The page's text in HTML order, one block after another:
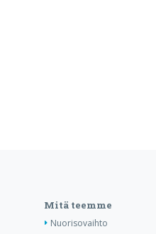
Mitä teemme
Nuorisovaihto